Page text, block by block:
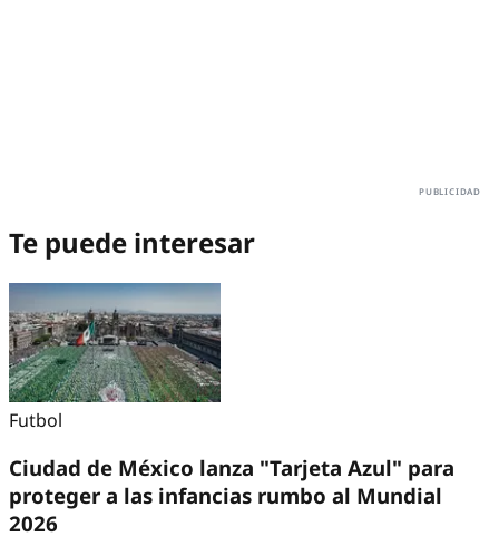
Te puede interesar
Futbol
Ciudad de México lanza "Tarjeta Azul" para
proteger a las infancias rumbo al Mundial
2026